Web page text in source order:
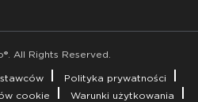
All Rights Reserved.
Polityka prywatności
cookie
Warunki użytkowania